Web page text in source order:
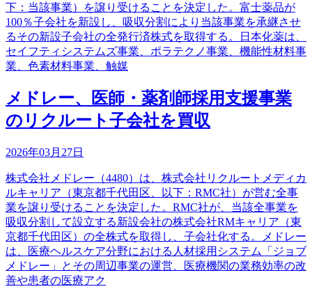
下：当該事業）を譲り受けることを決定した。富士薬品が
100％子会社を新設し、吸収分割により当該事業を承継させ
るその新設子会社の全発行済株式を取得する。日本化薬は、
セイフティシステムズ事業、ポラテクノ事業、機能性材料事
業、色素材料事業、触媒
メドレー、医師・薬剤師採用支援事業
のリクルート子会社を買収
2026年03月27日
株式会社メドレー（4480）は、株式会社リクルートメディカ
ルキャリア（東京都千代田区、以下：RMC社）が営む全事
業を譲り受けることを決定した。RMC社が、当該全事業を
吸収分割して設立する新設会社の株式会社RMキャリア（東
京都千代田区）の全株式を取得し、子会社化する。メドレー
は、医療ヘルスケア分野における人材採用システム「ジョブ
メドレー」とその周辺事業の運営、医療機関の業務効率の改
善や患者の医療アク